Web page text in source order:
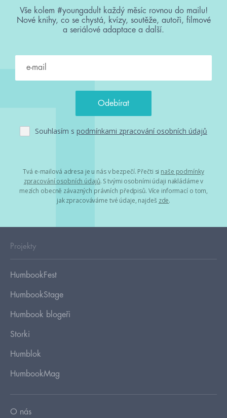
Vše kolem #youngadult každý měsíc rovnou do mailu!
Nové knihy, co se chystá, kvízy, soutěže, autoři, filmové
a seriálové adaptace a další.
Souhlasím s podmínkami zpracování osobních údajů
Tvá e-mailová adresa je u nás v bezpečí. Přečti si naše podmínky
zpracování osobních údajů. S tvými osobními údaji nakládáme v
mezích obecně závazných právních předpisů. Více informací o tom,
jak zpracováváme tvé údaje, najdeš zde.
Projekty
HumbookFest
HumbookStage
Humbook blogeři
Storki
Humblok
HumbookMag
O nás